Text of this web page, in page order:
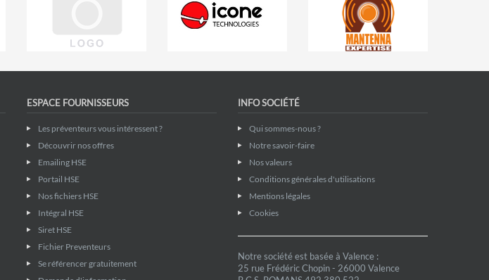
ESPACE FOURNISSEURS
Les préventeurs vous intéressent ?
Découvrir nos offres
Emailing HSE
Portail HSE
Nos fichiers HSE
Intégral HSE
Siret HSE
Fichier Preventeurs
Se référencer gratuitement
INFO SOCIÉTÉ
Qui sommes-nous ?
Notre savoir-faire
Nos valeurs
Conditions générales d'utilisations
Mentions légales
Cookies
Notre société est basée à Valence :
25 rue Frédéric Chopin - 26000 Valence